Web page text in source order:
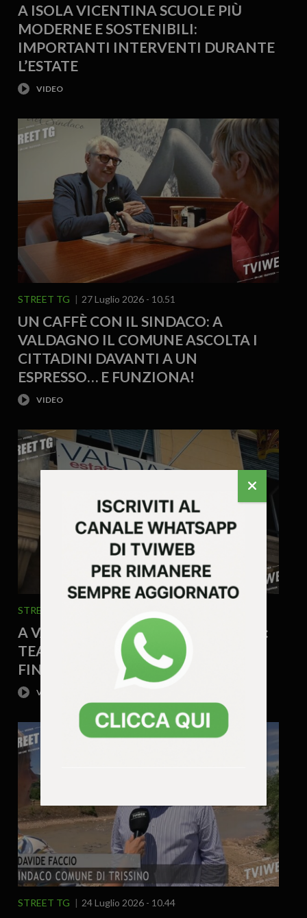
A ISOLA VICENTINA SCUOLE PIÙ
MODERNE E SOSTENIBILI:
IMPORTANTI INTERVENTI DURANTE
L’ESTATE
STREET TG 27 Luglio 2026 - 10.51
UN CAFFÈ CON IL SINDACO: A
VALDAGNO IL COMUNE ASCOLTA I
CITTADINI DAVANTI A UN
ESPRESSO… E FUNZIONA!
STREET TG
A VALDAGNO UN’ESTATE DI EVENTI:
TEATRO, MUSICA, FOOD E CULTURA
FINO A SETTEMBRE
STREET TG 24 Luglio 2026 - 10.44